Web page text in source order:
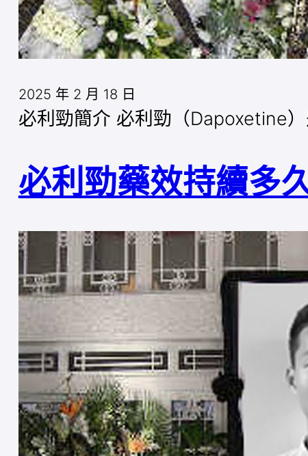
2025 年 2 月 18 日
必利勁簡介 必利勁（Dapoxetine
必利勁藥效持續多